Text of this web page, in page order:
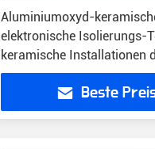
Aluminiumoxyd-
elektronische Isolierungs-
keramische Installationen
Reinheitsgrad-3.9g/Cm3
Beste